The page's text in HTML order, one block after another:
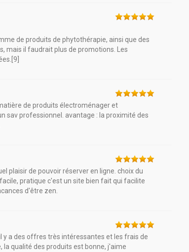
de produits de phytothérapie, ainsi que des
mais il faudrait plus de promotions. Les
de produits électroménager et
sav professionnel. avantage : la proximité des
plaisir de pouvoir réserver en ligne. choix du
pratique c'est un site bien fait qui facilite
d'être zen.
y a des offres très intéressantes et les frais de
la qualité des produits est bonne, j'aime